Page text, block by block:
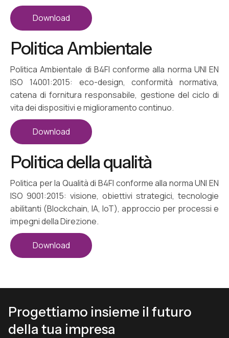
Download
Politica Ambientale
Politica Ambientale di B4FI conforme alla norma UNI EN
ISO 14001:2015: eco-design, conformità normativa,
catena di fornitura responsabile, gestione del ciclo di
vita dei dispositivi e miglioramento continuo.
Download
Politica della qualità
Politica per la Qualità di B4FI conforme alla norma UNI EN
ISO 9001:2015: visione, obiettivi strategici, tecnologie
abilitanti (Blockchain, IA, IoT), approccio per processi e
impegni della Direzione.
Download
Progettiamo insieme il futuro
della tua impresa